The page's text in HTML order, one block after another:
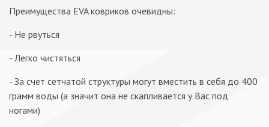
Преимущества EVA ковриков очевидны:
- Не рвуться
- Легко чистяться
- За счет сетчатой структуры могут вместить в себя до 400
грамм воды (а значит она не скапливается у Вас под
ногами)